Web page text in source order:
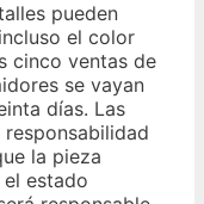
pueden
el color
cinco ventas de
se vayan
días. Las
la pieza
estado